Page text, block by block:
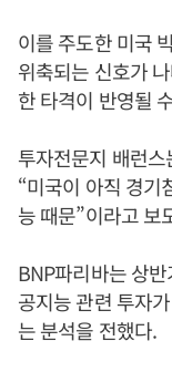
이를 주도한 미국
위축되는 신호가
한 타격이 반영될
투자전문지 배런
“미국이 아직 경기
능 때문”이라고 보
BNP파리바는 상
공지능 관련 투자
는 분석을 전했다.